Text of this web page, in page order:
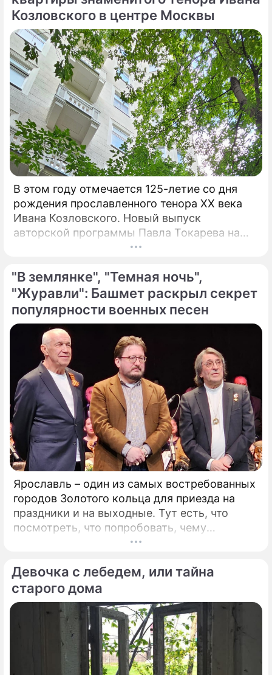
которые обязательно надо посмотреть!
Зрителями фестиваля стали больше 17
тысяч человек, а гостями – свыше 400
человек.
Козловского в центре Москвы
В этом году отмечается 125-летие со дня
рождения прославленного тенора XX века
Ивана Козловского. Новый выпуск
авторской программы Павла Токарева на
платформе VK "Сады искусств" посвящен
столетия Козловский являлся не просто
популярным певцом, а считался богом и
идолом для всего советского народа", –
говорит Токарев.
"В землянке", "Темная ночь",
"Журавли": Башмет раскрыл секрет
популярности военных песен
Ярославль – один из самых востребованных
городов Золотого кольца для приезда на
праздники и на выходные. Тут есть, что
посмотреть, что попробовать, чему
удивиться. Популяризации города во многом
на протяжении 17 лет устраивает тут
Международный музыкальный фестиваль.
Этот форум, который проводит самый
известный альтист и дирижер страны, –
явление уникальное.
Девочка с лебедем, или тайна
старого дома